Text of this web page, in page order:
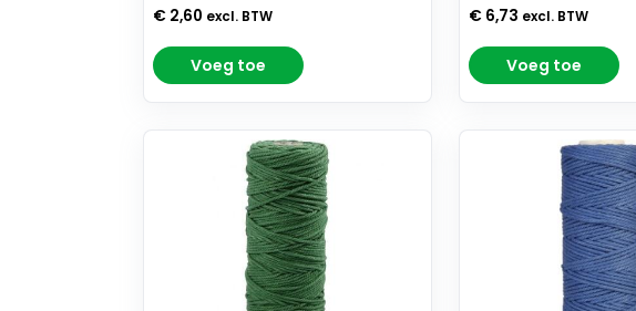
€ 2,60 excl. BTW
Voeg toe
€ 6,73 excl. BTW
Voeg toe